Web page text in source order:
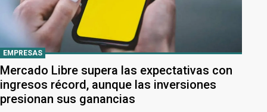
EMPRESAS
Mercado Libre supera las expectativas con
ingresos récord, aunque las inversiones
presionan sus ganancias